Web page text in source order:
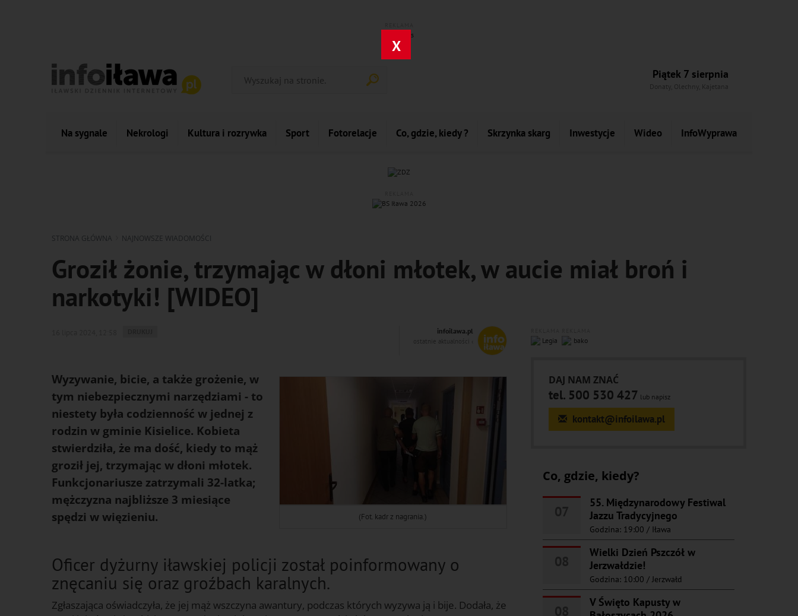
X
Piątek 7 sierpnia
Donaty, Olechny, Kajetana
Na sygnale Nekrologi Kultura i rozrywka Sport Fotorelacje Co, gdzie, kiedy ? Skrzynka skarg Inwestycje Wideo InfoWyprawa
STRONA GŁÓWNA NAJNOWSZE WIADOMOŚCI
Groził żonie, trzymając w dłoni młotek, w aucie miał broń i
narkotyki! [WIDEO]
infoilawa.pl
ostatnie aktualności ‹
(Fot. kadr z nagrania.)
Wyzywanie, bicie, a także grożenie, w
tym niebezpiecznymi narzędziami - to
niestety była codzienność w jednej z
rodzin w gminie Kisielice. Kobieta
stwierdziła, że ma dość, kiedy to mąż
groził jej, trzymając w dłoni młotek.
Funkcjonariusze zatrzymali 32-latka;
mężczyzna najbliższe 3 miesiące
spędzi w więzieniu.
Oficer dyżurny iławskiej policji został poinformowany o
znęcaniu się oraz groźbach karalnych.
Zgłaszająca oświadczyła, że jej mąż wszczyna awantury, podczas których wyzywa ją i bije. Dodała, że
DAJ NAM ZNAĆ
tel. 500 530 427 lub napisz
kontakt@infoilawa.pl
Co, gdzie, kiedy?
55. Międzynarodowy Festiwal
Jazzu Tradycyjnego
Godzina: 19:00 / Iława
Wielki Dzień Pszczół w
Jerzwałdzie!
Godzina: 10:00 / Jerzwałd
V Święto Kapusty w